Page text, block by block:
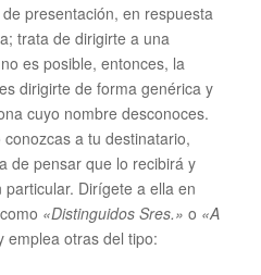
presentación, en respuesta
trata de dirigirte a una
es posible, entonces, la
dirigirte de forma genérica y
cuyo nombre desconoces.
a tu destinatario,
de pensar que lo recibirá y
Dirígete a ella en
«Distinguidos Sres.» o «A
emplea otras del tipo: